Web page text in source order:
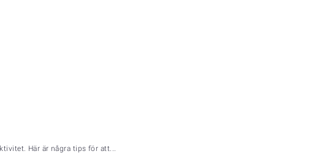
Här är några tips för att...